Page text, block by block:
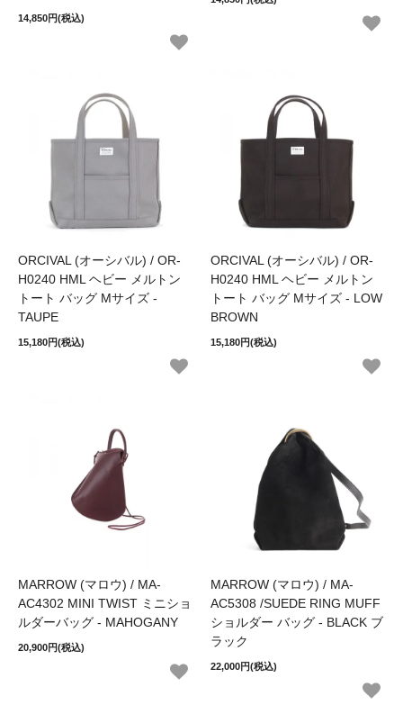
14,850円(税込)
ORCIVAL (オーシバル) / OR-
H0240 HML ヘビー メルトン
トート バッグ Mサイズ -
TAUPE
15,180円(税込)
ORCIVAL (オーシバル) / OR-
H0240 HML ヘビー メルトン
トート バッグ Mサイズ - LOW
BROWN
15,180円(税込)
MARROW (マロウ) / MA-
AC4302 MINI TWIST ミニショ
ルダーバッグ - MAHOGANY
20,900円(税込)
MARROW (マロウ) / MA-
AC5308 /SUEDE RING MUFF
ショルダー バッグ - BLACK ブ
ラック
22,000円(税込)